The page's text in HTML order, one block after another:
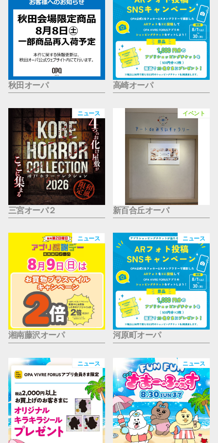
秋田オーパ 高崎オーパ
ニュース
三宮オーパ２
イベント
新百合丘オーパ
ニュース
湘南藤沢オーパ
ニュース
河原町オーパ
ニュース ニュース
横浜ビ